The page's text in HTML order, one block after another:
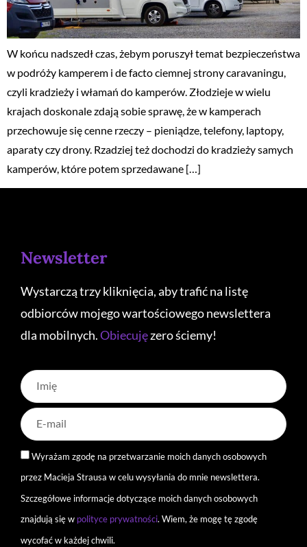
W końcu nadszedł czas, żebym poruszył temat bezpieczeństwa
w podróży kamperem i de facto ciemnej strony caravaningu,
czyli kradzieży i włamań do kamperów. Złodzieje w wielu
krajach doskonale zdają sobie sprawę, że w kamperach
przechowuje się cenne rzeczy – pieniądze, telefony, laptopy,
aparaty czy drony. Rzadziej też dochodzi do kradzieży samych
kamperów, które potem sprzedawane […]
Newsletter
Wystarczą trzy kliknięcia, aby trafić na listę
odbiorców mojego wartościowego newslettera
dla mobilnych.Obiecujęzero ściemy!
Wyrażam zgodę na przetwarzanie moich danych osobowych
przez Macieja Strausa w celu wysyłania do mnie newslettera.
Szczegółowe informacje dotyczące moich danych osobowych
znajdują się w polityce prywatności. Wiem, że mogę tę zgodę
wycofać w każdej chwili.